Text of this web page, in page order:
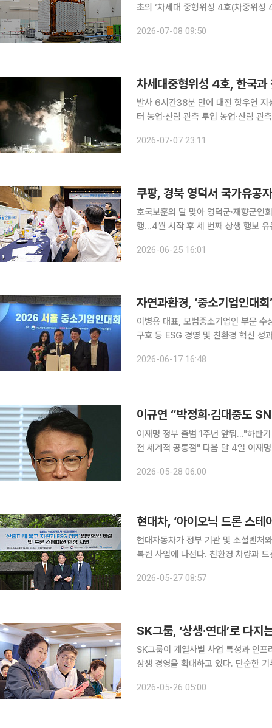
초의 ‘차세대 중형위성 4호(차중위성 4
2026-07-08 09:50
차세대중형위성 4호, 한국
발사 6시간38분 만에 대전 항우연
터 농업·산림 관측 투입 농업·산림 관측을 맡은 차세대중형위성 4호가 국내 지상국과 첫 교신에 성
것이다. 정부는 초기 점검을 거쳐
2026-07-07 23:11
쿠팡, 경북 영덕서 국가유공
호국보훈의 달 맞아 영덕군·재향군
행…4월 시작 후 세 번째 상생 행보 유통업계의 대형 상생 플랫폼이 의료 인프라가 부족한 보훈의
일 호국보훈의 달을 맞아 경북 영덕에
2026-06-25 16:01
이병용 대표, 모범중소기업인 부문
구호 등 ESG 경영 및 친환경 혁신 성과 인정받아 자연과환경이 전통적인
기후변화 대응을 위한 모듈러 건축
2026-06-17 16:48
이규연 “박정희·김대중도
이재명 정부 출범 1주년 앞둬…"하반
전 세계적 공통점" 다음 달 4일 이재명 정부가 출범 1년을 맞는다. 인수위원회 없이 출범한 이 정부
돌파와 역대 최대 외국인 관광객 유치
2026-05-28 06:00
현대차, ‘아이오닉 드론 스테
현대자동차가 정부 기관 및 소셜벤처
복원 사업에 나선다. 친환경 차량과
원에서 전날 산림청, 나무 심기 전문
2026-05-27 08:57
SK그룹, ‘상생·연대’로 다
SK그룹이 계열사별 사업 특성과 인
상생 경영을 확대하고 있다. 단순한
영의 중심축은 협력사와의 신뢰 구축
2026-05-26 05:00